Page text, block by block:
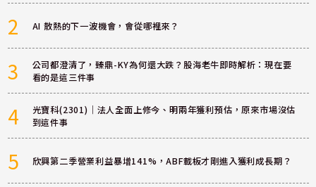
2 AI 散熱的下一波機會，會從哪裡來？
3
公司都澄清了，臻鼎-KY為何還大跌？股海老牛即時解析：現在要
看的是這三件事
4
光寶科(2301)｜法人全面上修今、明兩年獲利預估，原來市場沒估
到這件事
5 欣興第二季營業利益暴增141%，ABF載板才剛進入獲利成長期？